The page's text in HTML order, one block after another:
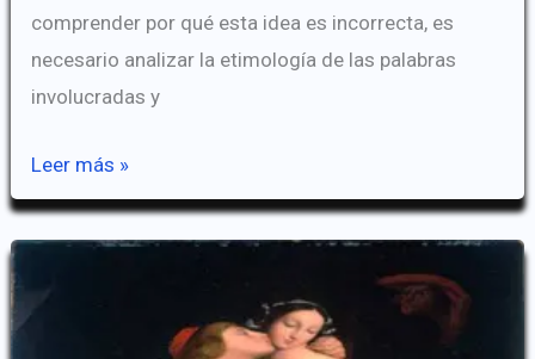
comprender por qué esta idea es incorrecta, es
necesario analizar la etimología de las palabras
involucradas y
Testificar
y
Testículos
Leer más »